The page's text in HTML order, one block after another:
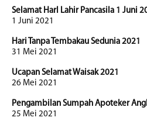
Selamat HarI Lahir Pancasila 1 Juni
1 Juni 2021
Hari Tanpa Tembakau Sedunia 2021
31 Mei 2021
Ucapan Selamat Waisak 2021
26 Mei 2021
Pengambilan Sumpah Apoteker
25 Mei 2021